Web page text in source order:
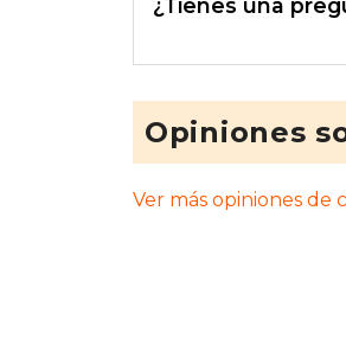
Opiniones
Ver más opiniones de